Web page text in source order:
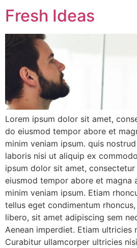
Fresh Ideas
Lorem ipsum dolor sit amet,
do eiusmod tempor abore et
minim veniam ipsum. quis
laboris nisi ut aliquip ex
ipsum dolor sit amet,
eiusmod tempor abore et magna
minim veniam ipsum. Etiam
tellus eget condimentum
libero, sit amet adipiscing sem
Aenean imperdiet. Etiam ultricies
Curabitur ullamcorper ultricies